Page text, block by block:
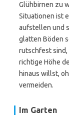
Glühbirnen zu
Situationen ist
aufstellen und
glatten Böden
rutschfest sind,
richtige Höhe
hinaus willst,
vermeiden.
Im Garten